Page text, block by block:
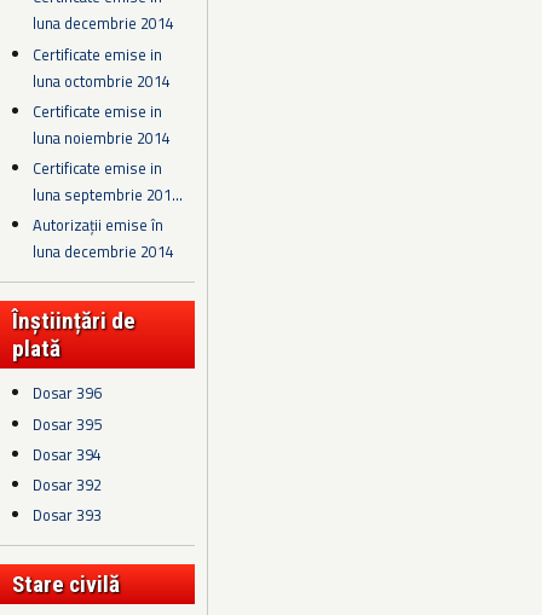
luna decembrie 2014
Certificate emise in
luna octombrie 2014
Certificate emise in
luna noiembrie 2014
Certificate emise in
luna septembrie 201...
Autorizații emise în
luna decembrie 2014
Înștiințări de
plată
Dosar 396
Dosar 395
Dosar 394
Dosar 392
Dosar 393
Stare civilă